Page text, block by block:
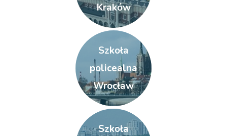
Kraków
Szkoła
policealna
Wrocław
Szkoła